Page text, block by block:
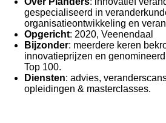
gespecialiseerd in
organisatieontwikkeling en
Opgericht: 2020, Veenendaal
Bijzonder: meerdere keren
innovatieprijzen en
Top 100.
Diensten: advies,
opleidingen & masterclasses.